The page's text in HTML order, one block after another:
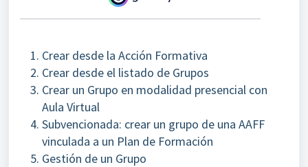
Crear desde la Acción Formativa
Crear desde el listado de Grupos
Crear un Grupo en modalidad presencial con
Aula Virtual
Subvencionada: crear un grupo de una AAFF
vinculada a un Plan de Formación
Gestión de un Grupo